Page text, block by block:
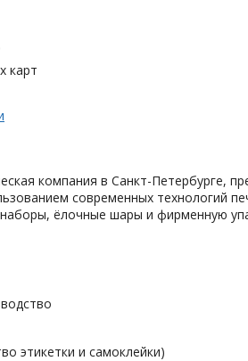
карт
компания в Санкт-Петербурге,
современных технологий
ёлочные шары и фирменную
этикетки и самоклейки)